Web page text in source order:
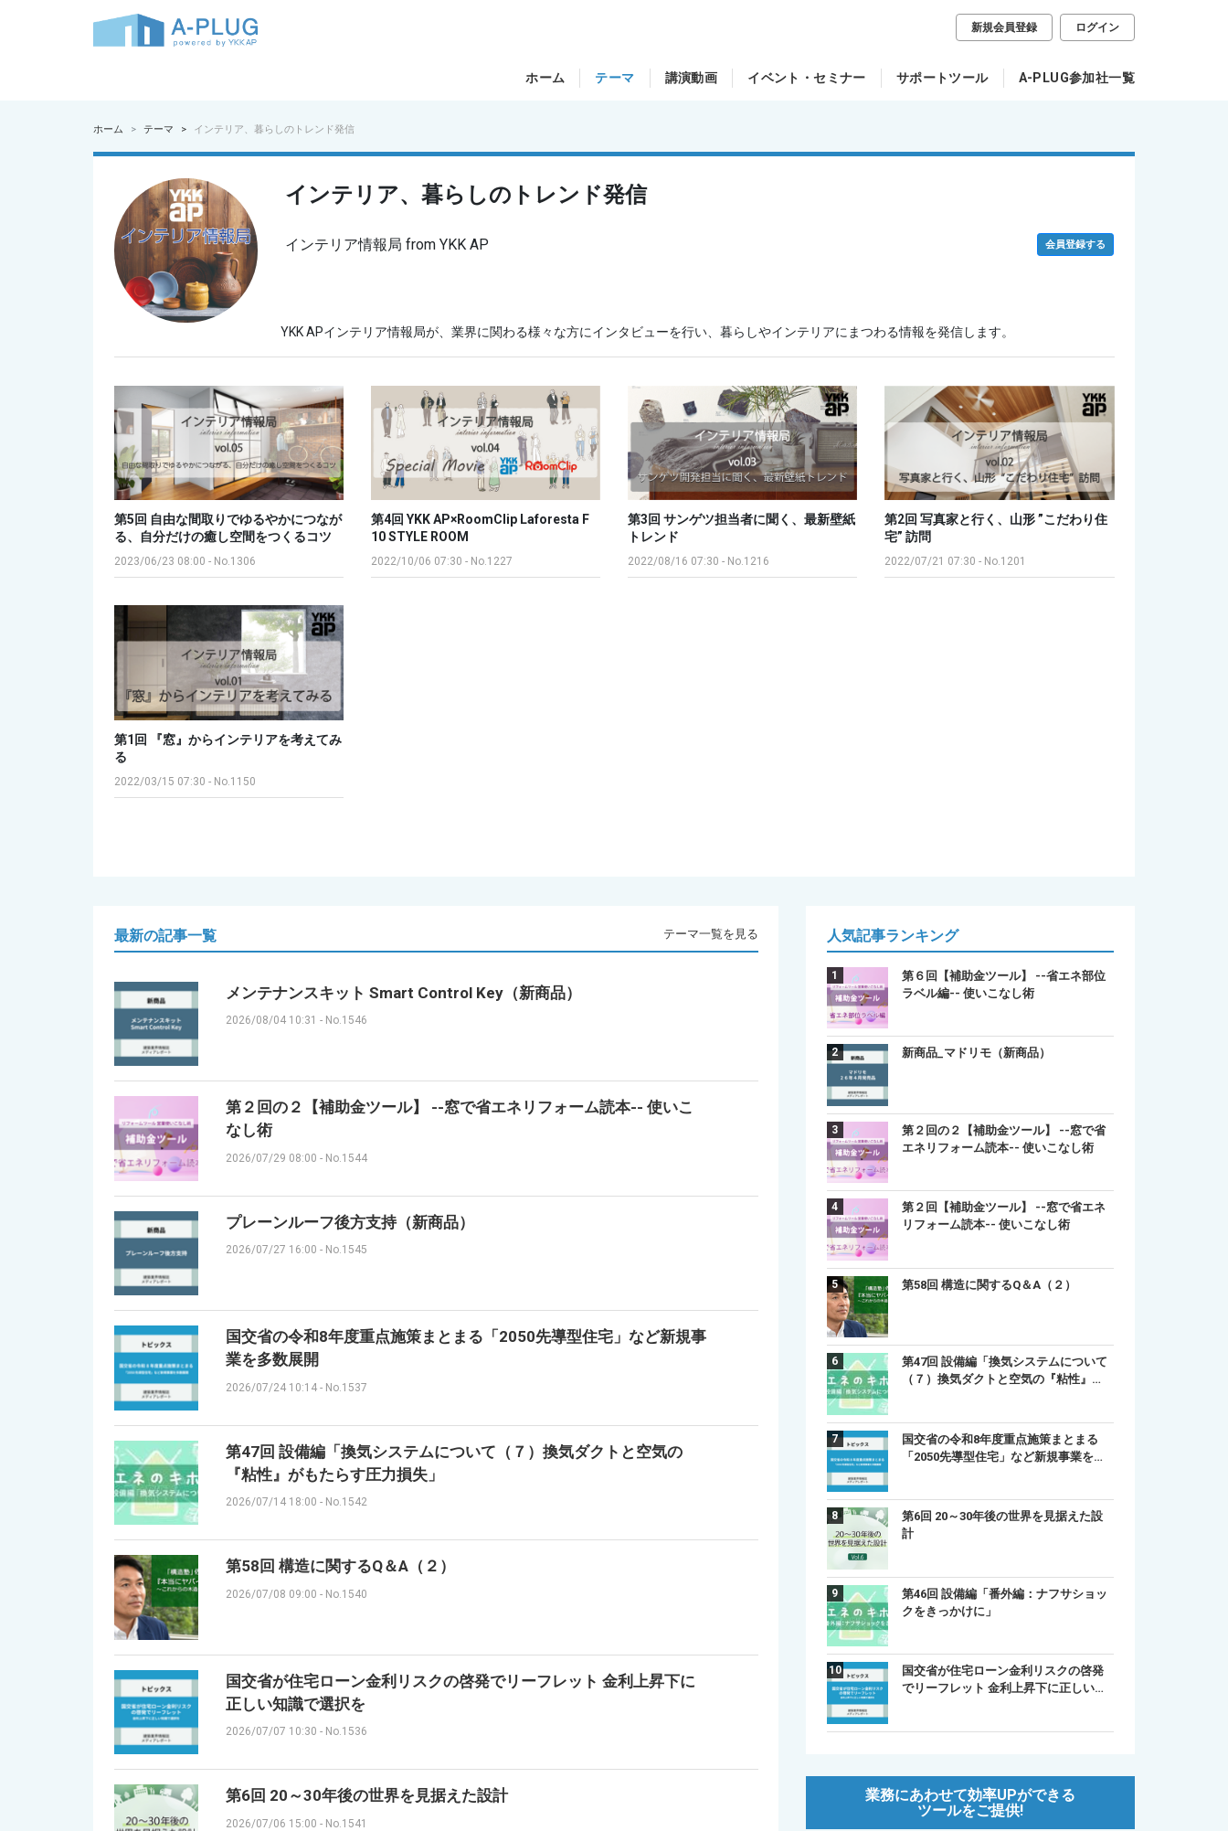
新規会員登録 ログイン
ホーム テーマ 講演動画 イベント・セミナー サポートツール A-PLUG参加社一覧
ホーム テーマ インテリア、暮らしのトレンド発信
インテリア、暮らしのトレンド発信
インテリア情報局 from YKK AP 会員登録する
YKK APインテリア情報局が、業界に関わる様々な方にインタビューを行い、暮らしやインテリアにまつわる情報を発信します。
第5回 自由な間取りでゆるやかにつなが
る、自分だけの癒し空間をつくるコツ
2023/06/23 08:00 - No.1306
第4回 YKK AP×RoomClip Laforesta F
10 STYLE ROOM
2022/10/06 07:30 - No.1227
第3回 サンゲツ担当者に聞く、最新壁紙
トレンド
2022/08/16 07:30 - No.1216
第2回 写真家と行く、山形 ”こだわり住
宅” 訪問
2022/07/21 07:30 - No.1201
第1回 『窓』からインテリアを考えてみ
る
2022/03/15 07:30 - No.1150
最新の記事一覧 テーマ一覧を見る
メンテナンスキット Smart Control Key（新商品）
2026/08/04 10:31 - No.1546
第２回の２【補助金ツール】 --窓で省エネリフォーム読本-- 使いこ
なし術
2026/07/29 08:00 - No.1544
プレーンルーフ後方支持（新商品）
2026/07/27 16:00 - No.1545
国交省の令和8年度重点施策まとまる「2050先導型住宅」など新規事
業を多数展開
2026/07/24 10:14 - No.1537
第47回 設備編「換気システムについて（７）換気ダクトと空気の
『粘性』がもたらす圧力損失」
2026/07/14 18:00 - No.1542
第58回 構造に関するQ＆A（２）
2026/07/08 09:00 - No.1540
国交省が住宅ローン金利リスクの啓発でリーフレット 金利上昇下に
正しい知識で選択を
2026/07/07 10:30 - No.1536
第6回 20～30年後の世界を見据えた設計
2026/07/06 15:00 - No.1541
人気記事ランキング
第６回【補助金ツール】 --省エネ部位
ラベル編-- 使いこなし術
新商品_マドリモ（新商品）
第２回の２【補助金ツール】 --窓で省
エネリフォーム読本-- 使いこなし術
第２回【補助金ツール】 --窓で省エネ
リフォーム読本-- 使いこなし術
第58回 構造に関するQ＆A（２）
第47回 設備編「換気システムについて
（７）換気ダクトと空気の『粘性』…
国交省の令和8年度重点施策まとまる
「2050先導型住宅」など新規事業を…
第6回 20～30年後の世界を見据えた設
計
第46回 設備編「番外編：ナフサショッ
クをきっかけに」
国交省が住宅ローン金利リスクの啓発
でリーフレット 金利上昇下に正しい…
業務にあわせて効率UPができる
ツールをご提供!